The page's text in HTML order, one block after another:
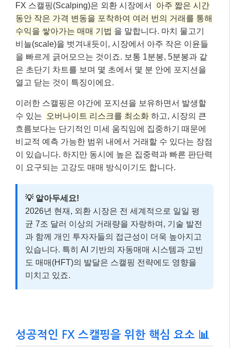
FX 스캘핑(Scalping)은 외환 시장에서
아주 짧은 시간
동안 작은 가격 변동을 포착하여 여러 번의 거래를 통해
수익을 쌓아가는 매매 기법 을 말합니다. 마치 물고기
비늘(scale)을 벗겨내듯이, 시장에서 아주 작은 이윤들
을 빠르게 긁어모으는 것이죠. 보통 1분봉, 5분봉과 같
은 초단기 차트를 보며 몇 초에서 몇 분 안에 포지션을
열고 닫는 것이 특징이에요.
이러한 스캘핑은 야간에 포지션을 보유하면서 발생할
수 있는
오버나이트 리스크를 최소화 하고, 시장의 큰
흐름보다는 단기적인 미세 움직임에 집중하기 때문에
비교적 예측 가능한 범위 내에서 거래할 수 있다는 장점
이 있습니다. 하지만 동시에 높은 집중력과 빠른 판단력
이 요구되는 고강도 매매 방식이기도 합니다.
💡 알아두세요!
2026년 현재, 외환 시장은 전 세계적으로 일일 평
균 7조 달러 이상의 거래량을 자랑하며, 기술 발전
과 함께 개인 투자자들의 접근성이 더욱 높아지고
있습니다. 특히 AI 기반의 자동매매 시스템과 고빈
도 매매(HFT)의 발달은 스캘핑 전략에도 영향을
미치고 있죠.
성공적인 FX 스캘핑을 위한 핵심 요소 📊